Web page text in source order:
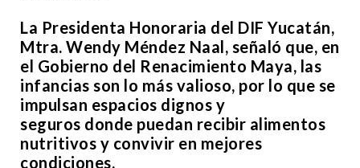
La Presidenta Honoraria del DIF Yucatán,
Mtra. Wendy Méndez Naal, señaló que, en
el Gobierno del Renacimiento Maya, las
infancias son lo más valioso, por lo que se
impulsan espacios dignos y
seguros donde puedan recibir alimentos
nutritivos y convivir en mejores
condiciones.